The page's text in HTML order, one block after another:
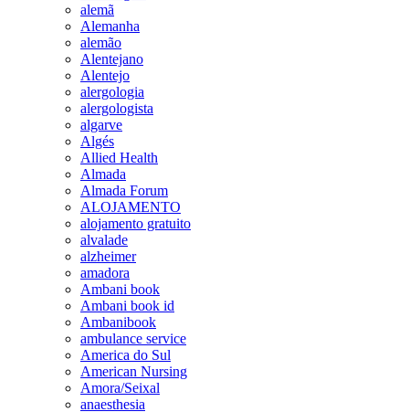
alemã
Alemanha
alemão
Alentejano
Alentejo
alergologia
alergologista
algarve
Algés
Allied Health
Almada
Almada Forum
ALOJAMENTO
alojamento gratuito
alvalade
alzheimer
amadora
Ambani book
Ambani book id
Ambanibook
ambulance service
America do Sul
American Nursing
Amora/Seixal
anaesthesia